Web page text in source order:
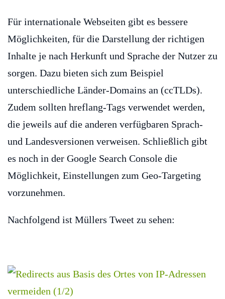
Für internationale Webseiten gibt es bessere
Möglichkeiten, für die Darstellung der richtigen
Inhalte je nach Herkunft und Sprache der Nutzer zu
sorgen. Dazu bieten sich zum Beispiel
unterschiedliche Länder-Domains an (ccTLDs).
Zudem sollten hreflang-Tags verwendet werden,
die jeweils auf die anderen verfügbaren Sprach-
und Landesversionen verweisen. Schließlich gibt
es noch in der Google Search Console die
Möglichkeit, Einstellungen zum Geo-Targeting
vorzunehmen.
Nachfolgend ist Müllers Tweet zu sehen: